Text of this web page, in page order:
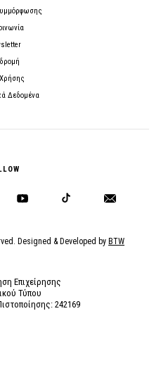
Δεδομένα
Designed & Developed by BTW
Επιχείρησης
Τύπου
242169